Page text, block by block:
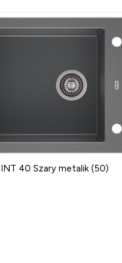
40 Szary metalik (50)